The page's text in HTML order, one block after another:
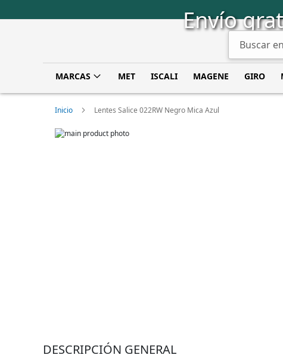
a
Envío
MARCAS MET ISCALI MAGENE GIRO
Inicio Lentes Salice 022RW Negro Mica Azul
Skip
DESCRIPCIÓN GENERAL